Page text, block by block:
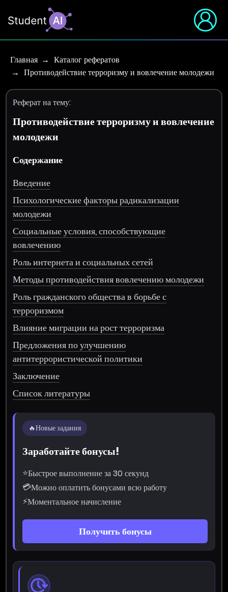
Главная
Каталог рефератов
Противодействие терроризму и вовлечение молодежи
Реферат на тему:
Противодействие терроризму и вовлечение
молодежи
Содержание
Введение
Психологические факторы радикализации
молодежи
Социальные условия, способствующие
вовлечению
Роль интернета и социальных сетей
Методы противодействия вовлечению молодежи
Роль гражданского общества в борьбе с
терроризмом
Влияние миграции на рост терроризма
Предложения по улучшению
антитеррористической политики
Заключение
Список литературы
🔥Новые задания
Заработайте бонусы!
⭐Быстрое выполнение за 30 секунд
💳Можно оплатить бонусами всю работу
⚡Моментальное начисление
Получить бонусы